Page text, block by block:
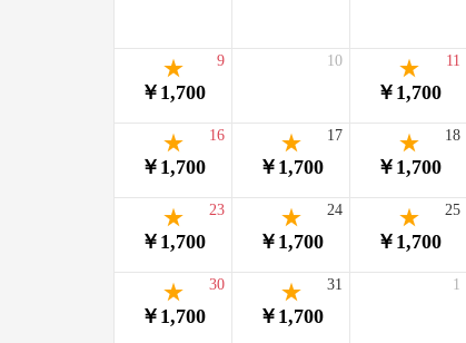
￥1,700
9 10
￥1,700
11
￥1,700
16
￥1,700
17
￥1,700
18
￥1,700
23
￥1,700
24
￥1,700
25
￥1,700
30
￥1,700
31 1